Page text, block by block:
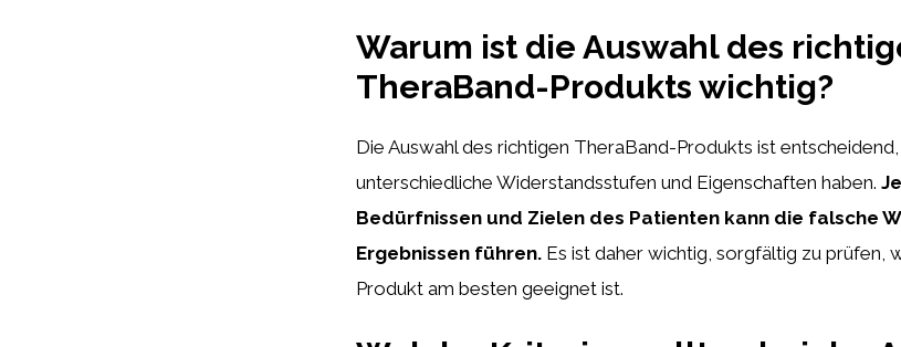
Warum ist die Auswahl des
TheraBand-Produkts wichtig?
Die Auswahl des richtigen TheraBand-Produkts ist
unterschiedliche Widerstandsstufen und Eigenschaften haben.
Bedürfnissen und Zielen des Patienten kann die falsche
Ergebnissen führen. Es ist daher wichtig, sorgfältig zu prüfen,
Produkt am besten geeignet ist.